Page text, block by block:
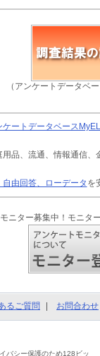
（アンケートデータベ
ケートデータベース
用品、流通、情報通信、
由回答、ローデータ を
ニター募集中！モニタ
るご質問 お問合わせ
バシー保護のため128ビッ